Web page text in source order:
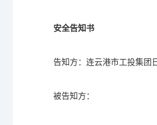
安全告知书
告知 方 ：连云港市工投集团
被告知方：